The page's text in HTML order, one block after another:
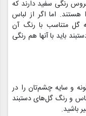
رنگی سفید دارند که
اما اگر از لباس
گل متناسب با رنگ آن
باید با آنها هم رنگی
و سایه چشم‌تان را در
و رنگ گل‌های دستبند
باشید.